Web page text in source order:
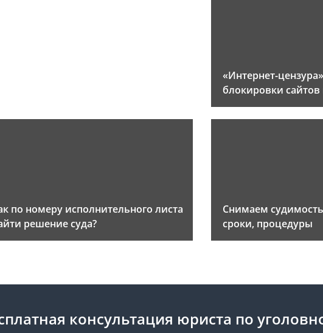
«Интернет-
блокировки сайтов
по номеру исполнительного листа
решение суда?
Снимаем
сроки, процедуры
консультация юриста по